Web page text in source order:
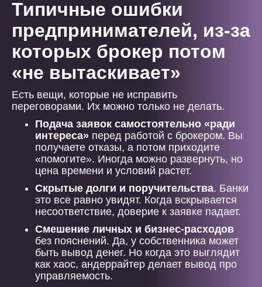
Типичные ошибки
предпринимателей, из-за
которых брокер потом
«не вытаскивает»
Есть вещи, которые не исправить
переговорами. Их можно только не делать.
Подача заявок самостоятельно «ради
интереса» перед работой с брокером. Вы
получаете отказы, а потом приходите
«помогите». Иногда можно развернуть, но
цена времени и условий растет.
Скрытые долги и поручительства. Банки
это все равно увидят. Когда вскрывается
несоответствие, доверие к заявке падает.
Смешение личных и бизнес-расходов
без пояснений. Да, у собственника может
быть вывод денег. Но когда это выглядит
как хаос, андеррайтер делает вывод про
управляемость.